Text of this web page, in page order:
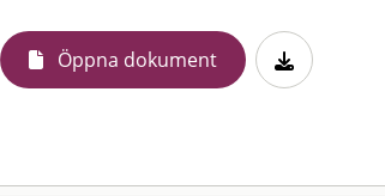
Öppna dokument